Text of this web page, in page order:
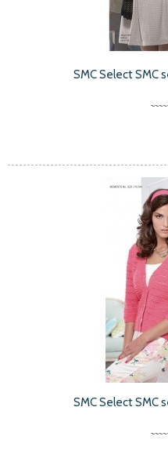
SMC Select SMC
SMC Select SMC